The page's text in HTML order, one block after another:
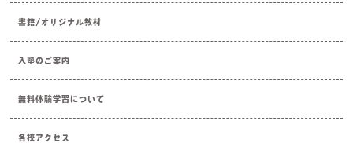
書籍/オリジナル教材
入塾のご案内
無料体験学習について
各校アクセス